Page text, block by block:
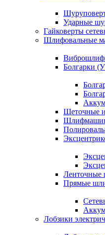
Ударные
Гайковерты
Шлифовальные
Болгарки
Щеточные
Прямые
Лобзики